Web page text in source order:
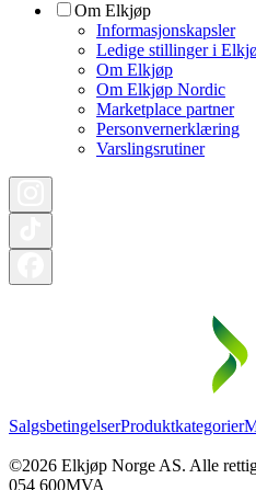
Om Elkjøp
Informasjonskapsler
Ledige stillinger i
Om Elkjøp
Om Elkjøp Nordic
Marketplace partner
Personvernerklæring
Varslingsrutiner
SalgsbetingelserProduktkategorier
©2026 Elkjøp Norge AS. Alle
054 600MVA